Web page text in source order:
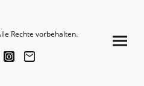
Rechte vorbehalten.